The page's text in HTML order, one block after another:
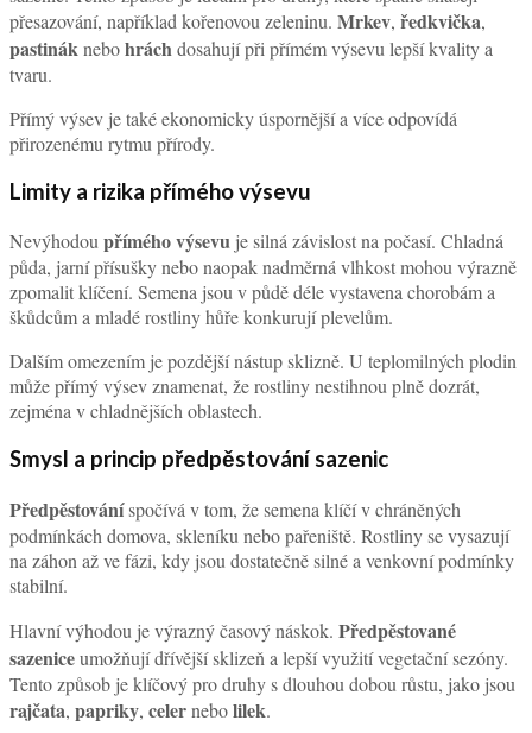
přesazování, například kořenovou zeleninu. Mrkev, ředkvička,
pastináknebohráchdosahují při přímém výsevu lepší kvality a
tvaru.
Přímý výsev je také ekonomicky úspornější a více odpovídá
přirozenému rytmu přírody.
Limity a rizika přímého výsevu
Nevýhodoupřímého výsevu je silná závislost na počasí. Chladná
půda, jarní přísušky nebo naopak nadměrná vlhkost mohou výrazně
zpomalit klíčení. Semena jsou v půdě déle vystavena chorobám a
škůdcům a mladé rostliny hůře konkurují plevelům.
Dalším omezením je pozdější nástup sklizně. U teplomilných plodin
může přímý výsev znamenat, že rostliny nestihnou plně dozrát,
zejména v chladnějších oblastech.
Smysl a princip předpěstování sazenic
Předpěstováníspočívá v tom, že semena klíčí v chráněných
podmínkách domova, skleníku nebo pařeniště. Rostliny se vysazují
na záhon až ve fázi, kdy jsou dostatečně silné a venkovní podmínky
stabilní.
Hlavní výhodou je výrazný časový náskok. Předpěstované
sazeniceumožňují dřívější sklizeň a lepší využití vegetační sezóny.
Tento způsob je klíčový pro druhy s dlouhou dobou růstu, jako jsou
rajčata, papriky, celernebolilek.